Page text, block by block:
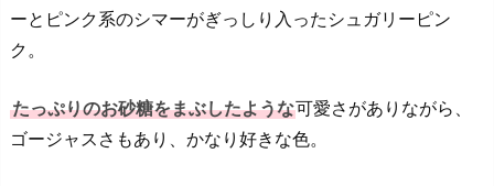
ーとピンク系のシマーがぎっしり入ったシュガリーピン
ク。
たっぷりのお砂糖をまぶしたような可愛さがありながら、
ゴージャスさもあり、かなり好きな色。